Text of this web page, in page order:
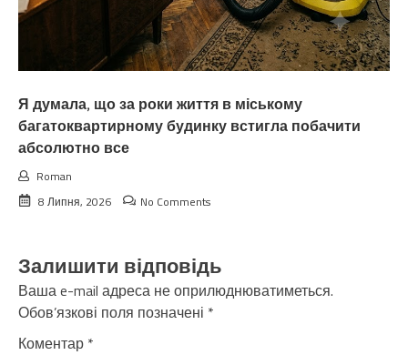
Я думала, що за роки життя в міському
багатоквартирному будинку встигла побачити
абсолютно все
Roman
8 Липня, 2026
No Comments
Залишити відповідь
Ваша e-mail адреса не оприлюднюватиметься.
Обов’язкові поля позначені *
Коментар *